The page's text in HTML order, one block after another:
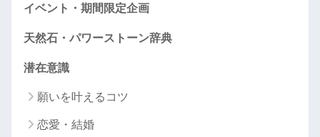
イベント・期間限定企画
天然石・パワーストーン辞典
潜在意識
願いを叶えるコツ
恋愛・結婚